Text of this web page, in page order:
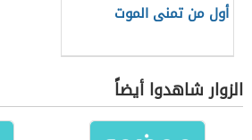
أول من تمنى الموت
الزوار شاهدوا أيضاً